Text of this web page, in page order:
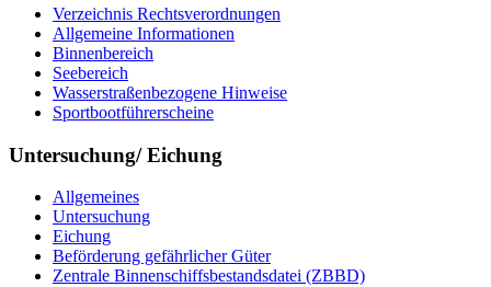
Ver­zeich­nis Rechts­ver­ord­nun­gen
All­ge­mei­ne In­for­ma­tio­nen
Bin­nen­be­reich
See­be­reich
Was­ser­stra­ßen­be­zo­ge­ne Hin­wei­se
Sport­boot­füh­rer­schei­ne
Untersuchung/ Eichung
All­ge­mei­nes
Un­ter­su­chung
Ei­chung
Be­för­de­rung ge­fähr­li­cher Gü­ter
Zen­tra­le Bin­nen­schiffs­be­stands­da­tei (ZBBD)